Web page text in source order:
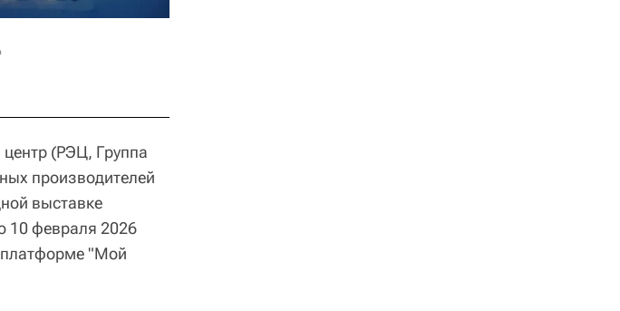
(РЭЦ, Группа
производителей
выставке
10 февраля 2026
платформе "Мой